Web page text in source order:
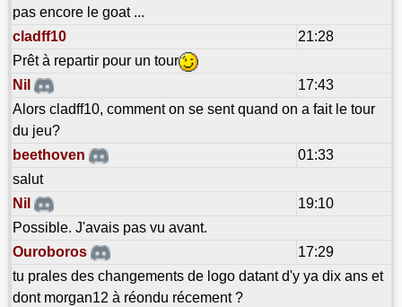
pas encore le goat ...
cladff10
21:28
Prêt à repartir pour un tour
Nil
17:43
Alors cladff10, comment on se sent quand on a fait le tour
du jeu?
beethoven
01:33
salut
Nil
19:10
Possible. J'avais pas vu avant.
Ouroboros
17:29
tu prales des changements de logo datant d'y ya dix ans et
dont morgan12 à réondu récement ?